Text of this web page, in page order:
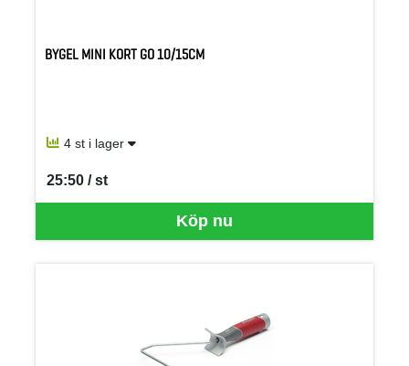
BYGEL MINI KORT GO 10/15CM
4 st i lager
Köp nu
25:50 / st
SEK per ST